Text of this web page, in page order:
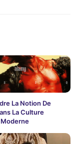
La Notion De
La Culture